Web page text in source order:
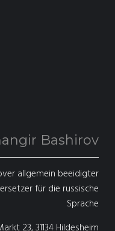
Bashirov
allgemein beeidigter
für die russische
Sprache
23, 31134 Hildesheim